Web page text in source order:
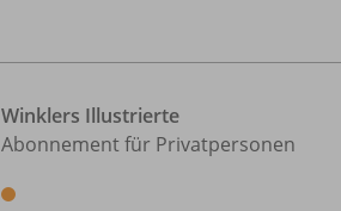
Winklers Illustrierte
Abonnement für Privatpersonen